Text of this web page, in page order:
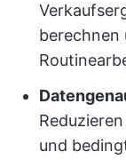
berechnen
und